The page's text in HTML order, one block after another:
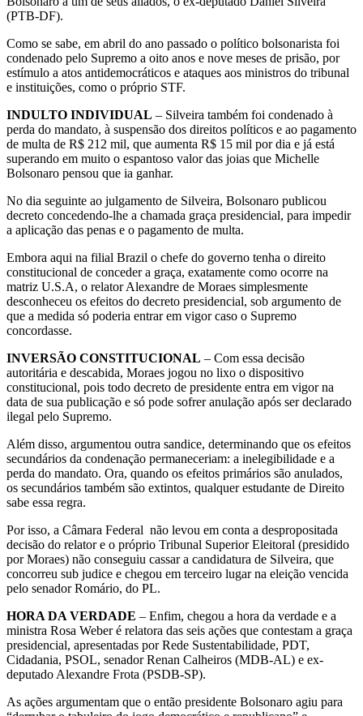
(PTB-DF).
Como se sabe, em abril do ano passado o político bolsonarista foi
condenado pelo Supremo a oito anos e nove meses de prisão, por
estímulo a atos antidemocráticos e ataques aos ministros do tribunal
e instituições, como o próprio STF.
INDULTO INDIVIDUAL – Silveira também foi condenado à
perda do mandato, à suspensão dos direitos políticos e ao pagamento
de multa de R$ 212 mil, que aumenta R$ 15 mil por dia e já está
superando em muito o espantoso valor das joias que Michelle
Bolsonaro pensou que ia ganhar.
No dia seguinte ao julgamento de Silveira, Bolsonaro publicou
decreto concedendo-lhe a chamada graça presidencial, para impedir
a aplicação das penas e o pagamento de multa.
Embora aqui na filial Brazil o chefe do governo tenha o direito
constitucional de conceder a graça, exatamente como ocorre na
matriz U.S.A, o relator Alexandre de Moraes simplesmente
desconheceu os efeitos do decreto presidencial, sob argumento de
que a medida só poderia entrar em vigor caso o Supremo
concordasse.
INVERSÃO CONSTITUCIONAL – Com essa decisão
autoritária e descabida, Moraes jogou no lixo o dispositivo
constitucional, pois todo decreto de presidente entra em vigor na
data de sua publicação e só pode sofrer anulação após ser declarado
ilegal pelo Supremo.
Além disso, argumentou outra sandice, determinando que os efeitos
secundários da condenação permaneceriam: a inelegibilidade e a
perda do mandato. Ora, quando os efeitos primários são anulados,
os secundários também são extintos, qualquer estudante de Direito
sabe essa regra.
Por isso, a Câmara Federal não levou em conta a despropositada
decisão do relator e o próprio Tribunal Superior Eleitoral (presidido
por Moraes) não conseguiu cassar a candidatura de Silveira, que
concorreu sub judice e chegou em terceiro lugar na eleição vencida
pelo senador Romário, do PL.
HORA DA VERDADE – Enfim, chegou a hora da verdade e a
ministra Rosa Weber é relatora das seis ações que contestam a graça
presidencial, apresentadas por Rede Sustentabilidade, PDT,
Cidadania, PSOL, senador Renan Calheiros (MDB-AL) e ex-
deputado Alexandre Frota (PSDB-SP).
As ações argumentam que o então presidente Bolsonaro agiu para